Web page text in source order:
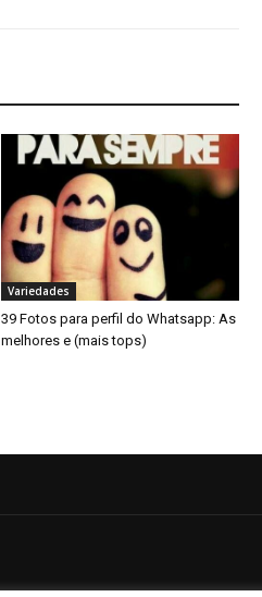
Variedades
39 Fotos para perfil do Whatsapp: As
melhores e (mais tops)